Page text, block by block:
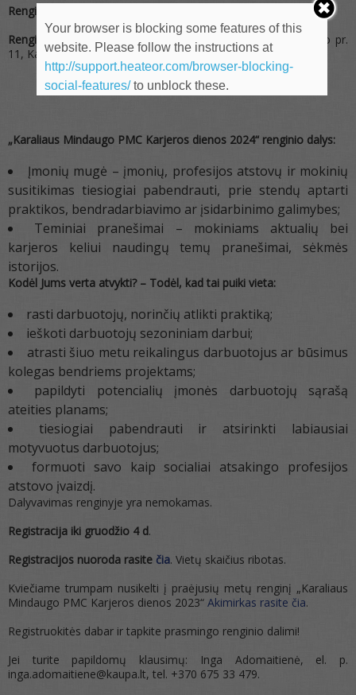
Renginio laikas: 9:00 – 14:00
Renginio vieta:
Karaliaus Mindaugo PMC (Karaliaus Mindaugo pr.
11, Kaunas)
„Karaliaus Mindaugo PMC Karjeros dienos 2024“ renginio dalys:
Įmonių mugė – įmonių, profesijos atstovų ir mokinių
susitikimas tiesiogiai pabendrauti, prie stendų aptarti
praktikos, bendradarbiavimo ar įsidarbinimo galimybes;
Teminiai pranešimai – mokiniams aktualių bei
karjeros keliui naudingų temų pranešimai, sėkmės
istorijos.
Kodėl Jums verta atvykti? – Todėl, kad tai puiki vieta:
rasti darbuotojų, norinčių atlikti praktiką;
ieškoti darbuotojų sezoniniam darbui;
atrasti šiuo metu reikalingus darbuotojus ar būsimus
kolegas bendriems projektams;
papildyti potencialių įmonės darbuotojų sąrašą
ateities planams;
tiesiogiai pabendrauti ir atsirinkti labiausiai
motyvuotus darbuotojus;
formuoti savo kaip socialiai atsakingo profesijos
atstovo įvaizdį.
Dalyvavimas renginyje yra nemokamas.
Registracija iki gruodžio 4 d.
Registracijos nuoroda rasite čia. Vietų skaičius ribotas.
Kviečiame trumpam nusikelti į praėjusių metų renginį „Karaliaus
Mindaugo PMC Karjeros dienos 2023“ Akimirkas rasite čia.
Registruokitės dabar ir tapkite prasmingo renginio dalimi!
Jei turite papildomų klausimų: Inga Adomaitienė, el. p.
inga.adomaitiene@kaupa.lt, tel. +370 675 33 479.
Your browser is blocking some features of this
website. Please follow the instructions at
http://support.heateor.com/browser-blocking-
social-features/to unblock these.